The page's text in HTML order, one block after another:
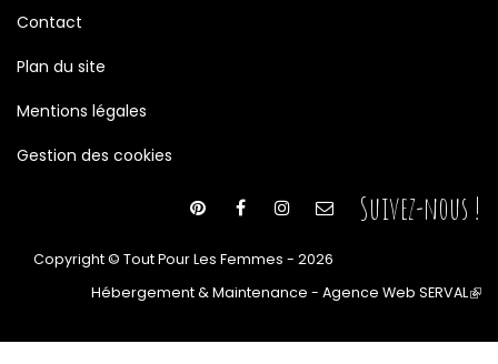
Contact
Plan du site
Mentions légales
Gestion des cookies
Suivez-nous !
Copyright © Tout Pour Les Femmes - 2026
Hébergement & Maintenance - Agence Web SERVAL(le